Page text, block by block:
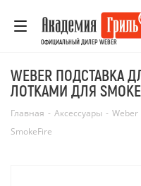
ОФИЦИАЛЬНЫЙ ДИЛЕР WEBER
WEBER ПОДСТАВКА
ЛОТКАМИ ДЛЯ
Главная - Аксессуары - Weber
SmokeFire